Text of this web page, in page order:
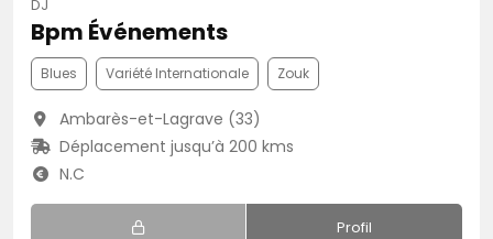
DJ
Bpm Événements
Blues Variété Internationale Zouk
Ambarès-et-Lagrave (33)
Déplacement jusqu’à 200 kms
N.C
Profil